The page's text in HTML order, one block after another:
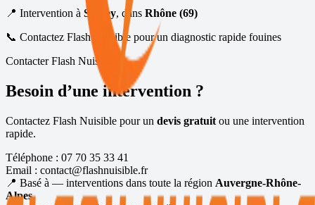
📍 Intervention à Sarcey, dans Rhône (69)
📞 Contactez Flash Nuisible pour un diagnostic rapide fouines
Contacter Flash Nuisible
Besoin d’une intervention ?
Contactez Flash Nuisible pour un devis gratuit ou une intervention
rapide.
Téléphone : 07 70 35 33 41
Email : contact@flashnuisible.fr
📍 Basé à — interventions dans toute la région Auvergne-Rhône-
Alpes.